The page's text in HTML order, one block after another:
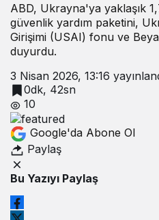
ABD, Ukrayna'ya yaklaşık
güvenlik yardım paketini,
Girişimi (USAI) fonu ve
duyurdu.
3 Nisan 2026, 13:16
0dk, 42sn
10
Google'da Abone Ol
Paylaş
Bu Yazıyı Paylaş